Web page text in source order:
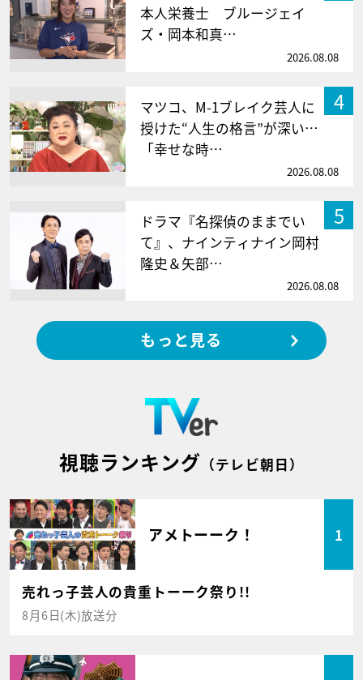
本人栄養士 ブルージェイ
ズ・岡本和真…
2026.08.08
4
マツコ、M-1ブレイク芸人に
授けた“人生の格言”が深い…
「幸せな時…
2026.08.08
5
ドラマ『名探偵のままでい
て』、ナインティナイン岡村
隆史＆矢部…
2026.08.08
もっと見る
視聴ランキング （テレビ朝日）
アメトーーク！ 1
売れっ子芸人の貴重トーーク祭り!!
8月6日(木)放送分